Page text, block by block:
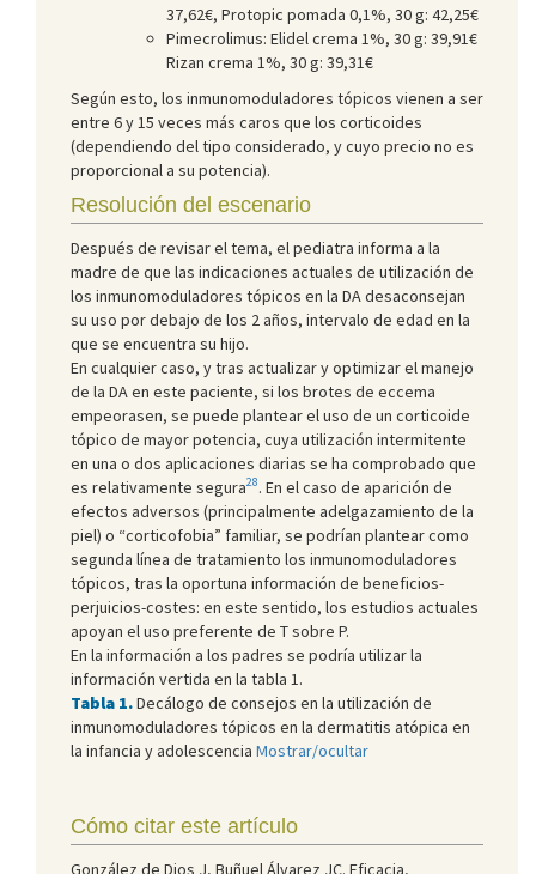
37,62€, Protopic pomada 0,1%, 30 g: 42,25€
Pimecrolimus: Elidel crema 1%, 30 g: 39,91€
Rizan crema 1%, 30 g: 39,31€
Según esto, los inmunomoduladores tópicos vienen a ser
entre 6 y 15 veces más caros que los corticoides
(dependiendo del tipo considerado, y cuyo precio no es
proporcional a su potencia).
Resolución del escenario
Después de revisar el tema, el pediatra informa a la
madre de que las indicaciones actuales de utilización de
los inmunomoduladores tópicos en la DA desaconsejan
su uso por debajo de los 2 años, intervalo de edad en la
que se encuentra su hijo.
En cualquier caso, y tras actualizar y optimizar el manejo
de la DA en este paciente, si los brotes de eccema
empeorasen, se puede plantear el uso de un corticoide
tópico de mayor potencia, cuya utilización intermitente
en una o dos aplicaciones diarias se ha comprobado que
es relativamente segura28. En el caso de aparición de
efectos adversos (principalmente adelgazamiento de la
piel) o “corticofobia” familiar, se podrían plantear como
segunda línea de tratamiento los inmunomoduladores
tópicos, tras la oportuna información de beneficios-
perjuicios-costes: en este sentido, los estudios actuales
apoyan el uso preferente de T sobre P.
En la información a los padres se podría utilizar la
información vertida en la tabla 1.
Tabla 1.Decálogo de consejos en la utilización de
inmunomoduladores tópicos en la dermatitis atópica en
la infancia y adolescencia Mostrar/ocultar
Cómo citar este artículo
González de Dios J, Buñuel Álvarez JC. Eficacia,